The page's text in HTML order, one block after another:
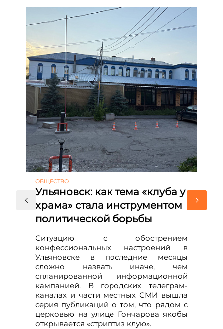
ОБЩЕСТВО
Ульяновск: как тема «клуба у
храма» стала инструментом
политической борьбы
Ситуацию с обострением
конфессиональных настроений в
Ульяновске в последние месяцы
сложно назвать иначе, чем
спланированной информационной
кампанией. В городских телеграм-
каналах и части местных СМИ вышла
серия публикаций о том, что рядом с
церковью на улице Гончарова якобы
открывается «стриптиз клую».